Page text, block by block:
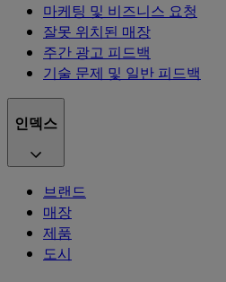
마케팅 및 비즈니스 요청
잘못 위치된 매장
주간 광고 피드백
기술 문제 및 일반 피드백
인덱스
브랜드
매장
제품
도시